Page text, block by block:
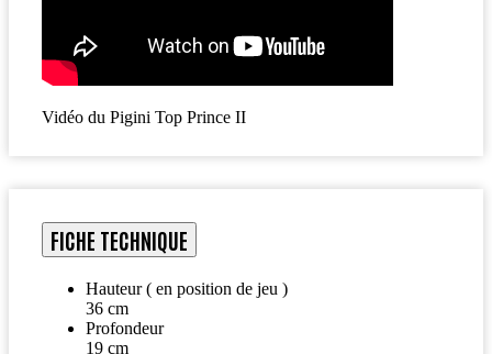
Vidéo du Pigini Top Prince II
FICHE TECHNIQUE
Hauteur ( en position de jeu )
36 cm
Profondeur
19 cm